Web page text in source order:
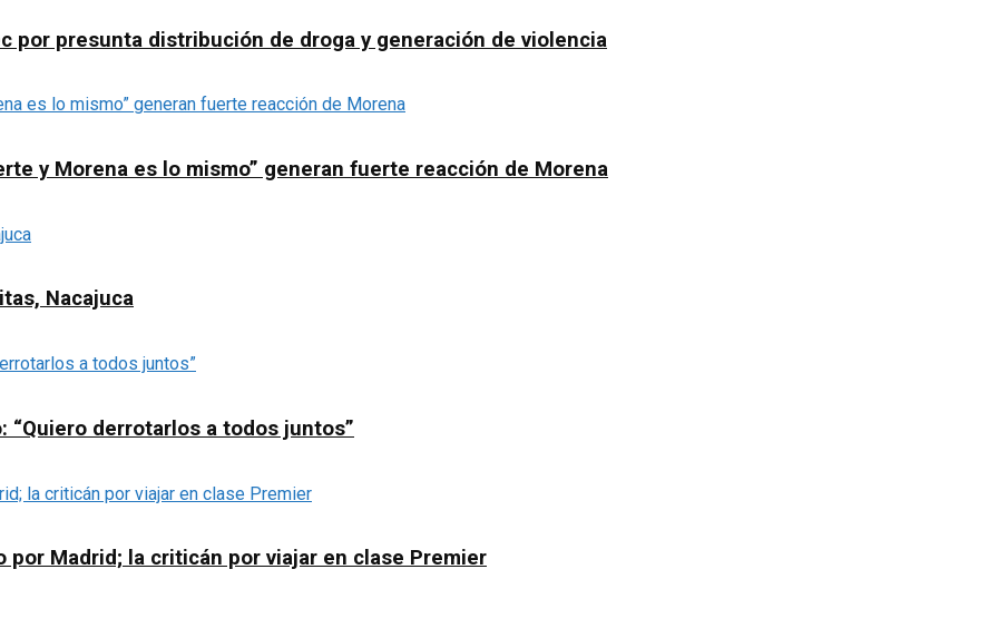
por presunta distribución de droga y generación de violencia
y Morena es lo mismo” generan fuerte reacción de Morena
Nacajuca
“Quiero derrotarlos a todos juntos”
por Madrid; la criticán por viajar en clase Premier